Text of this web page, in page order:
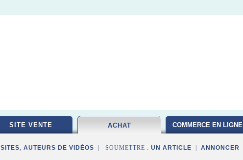
SITE VENTE ACHAT COMMERCE EN LIGNE
SITES, AUTEURS DE VIDÉOS | SOUMETTRE : UN ARTICLE ANNONCER